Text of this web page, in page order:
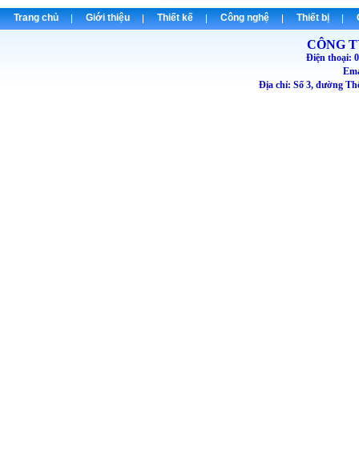
Trang chủ Giới thiệu Thiết kế Công nghệ Thiết bị
CÔNG
Điện thoại:
Địa chỉ: Số 3, đường